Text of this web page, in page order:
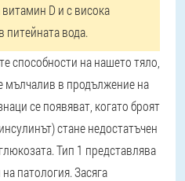
D и с висока
питейната вода.
способности на нашето тяло,
мълчалив в продължение на
се появяват, когато броят
стане недостатъчен
Тип 1 представлява
патология. Засяга